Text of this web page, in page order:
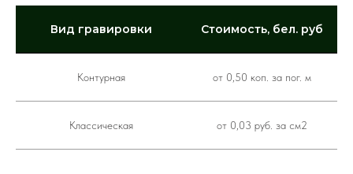
Вид гравировки Стоимость, бел. руб
Контурная от 0,50 коп. за пог. м
Классическая от 0,03 руб. за см2